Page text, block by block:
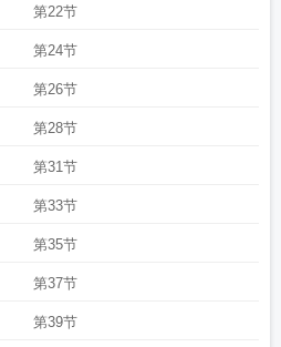
第22节
第24节
第26节
第28节
第31节
第33节
第35节
第37节
第39节